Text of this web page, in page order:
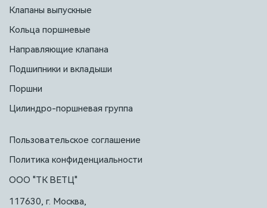
Клапаны выпускные
Кольца поршневые
Направляющие клапана
Подшипники и вкладыши
Поршни
Цилиндро-поршневая группа
Пользовательское соглашение
Политика конфиденциальности
ООО "ТК ВЕТЦ"
117630, г. Москва,